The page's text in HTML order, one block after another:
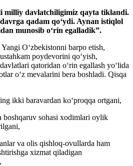
milliy davlatchiligimiz qayta tiklandi.
qadam qoʻydi. Aynan istiqlol
munosib oʻrin egalladik”.
Oʻzbekistonni barpo etish,
poydevorini qoʻyish,
qatoridan oʻrin egallash yoʻlida
oʻz mevalarini bera boshladi. Qisqa
ikki baravardan koʻproqqa ortgani,
sohasi xodimlari oylik
va olis qishloq-ovullarda ham
xizmat qiladigan